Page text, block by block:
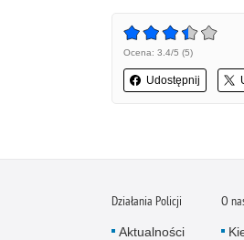
Ocena: 3.4/5 (5)
Udostępnij
Działania Policji
Aktualności
O